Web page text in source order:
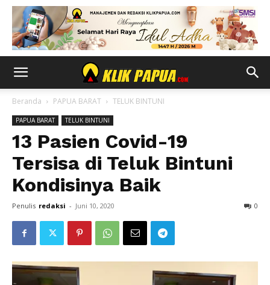
Beranda PAPUA BARAT TELUK BINTUNI
PAPUA BARAT TELUK BINTUNI
13 Pasien Covid-19
Tersisa di Teluk Bintuni
Kondisinya Baik
Penulis redaksi - Juni 10, 2020 0